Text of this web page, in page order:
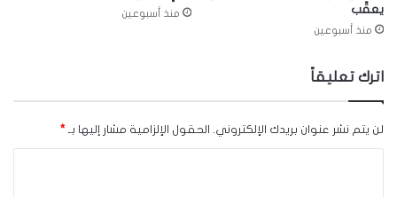
يعقّب
منذ أسبوعين
منذ أسبوعين
اترك تعليقاً
لن يتم نشر عنوان بريدك الإلكتروني. الحقول الإلزامية مشار إليها بـ *